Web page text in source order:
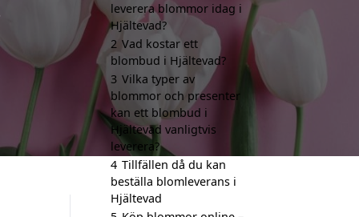
leverera blommor idag i
Hjältevad?
2 Vad kostar ett
blombud i Hjältevad?
3 Vilka typer av
blommor och presenter
kan ett blombud i
Hjältevad vanligtvis
leverera?
4 Tillfällen då du kan
beställa blomleverans i
Hjältevad